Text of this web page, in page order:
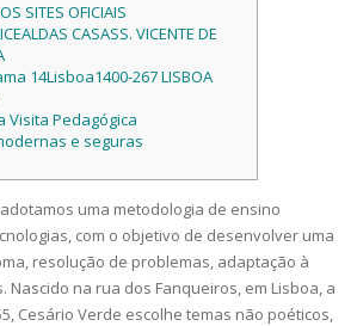
SITES OFICIAIS
CASASS. VICENTE DE
14Lisboa1400-267 LISBOA
Visita Pedagógica
e seguras
uma metodologia de ensino
com o objetivo de desenvolver uma
resolução de problemas, adaptação à
Nascido na rua dos Fanqueiros, em Lisboa, a
Cesário Verde escolhe temas não poéticos,